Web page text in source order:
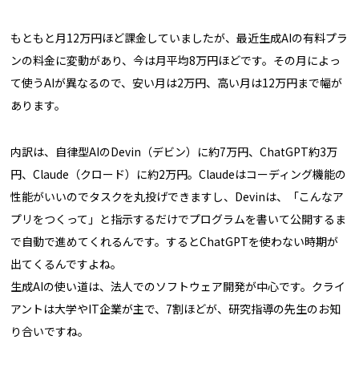
もともと月12万円ほど課金していましたが、最近生成AIの有料プラ
ンの料金に変動があり、今は月平均8万円ほどです。その月によっ
て使うAIが異なるので、安い月は2万円、高い月は12万円まで幅が
あります。
内訳は、自律型AIのDevin（デビン）に約7万円、ChatGPT約3万
円、Claude（クロード）に約2万円。Claudeはコーディング機能の
性能がいいのでタスクを丸投げできますし、Devinは、「こんなア
プリをつくって」と指示するだけでプログラムを書いて公開するま
で自動で進めてくれるんです。するとChatGPTを使わない時期が
出てくるんですよね。
生成AIの使い道は、法人でのソフトウェア開発が中心です。クライ
アントは大学やIT企業が主で、7割ほどが、研究指導の先生のお知
り合いですね。